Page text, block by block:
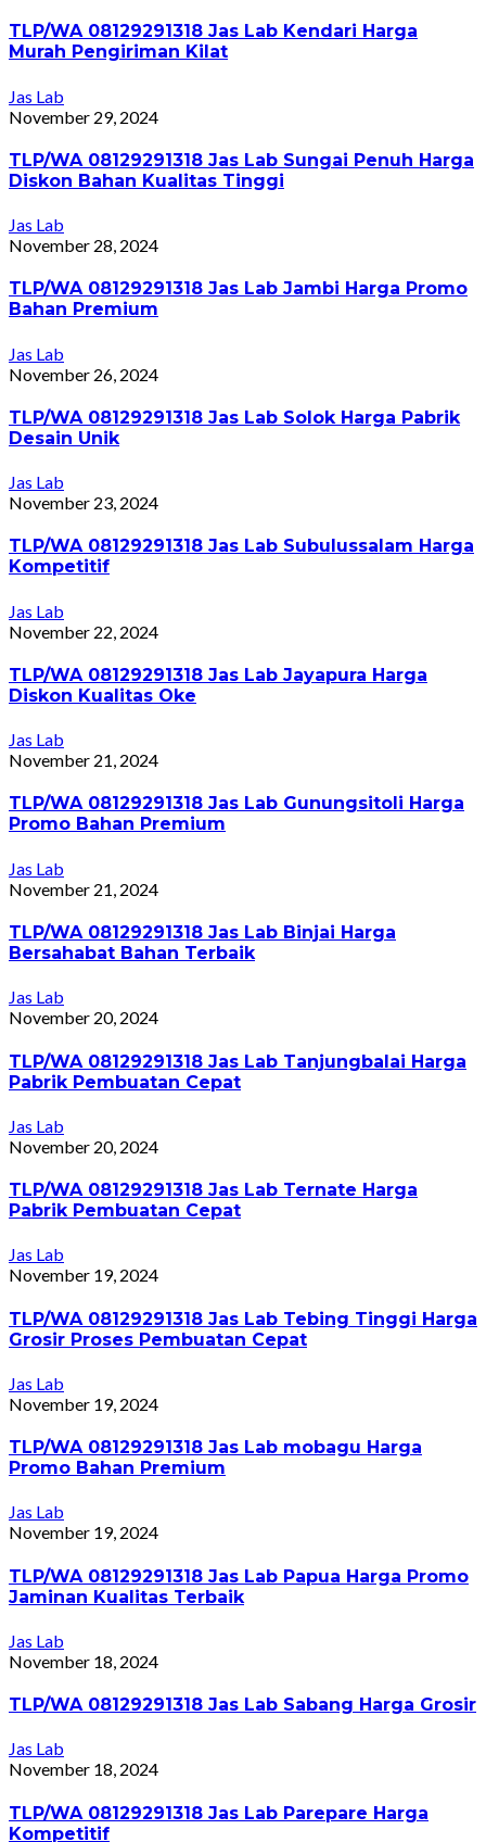
TLP/WA 08129291318 Jas Lab Kendari Harga
Murah Pengiriman Kilat
Jas Lab
November 29, 2024
TLP/WA 08129291318 Jas Lab Sungai Penuh Harga
Diskon Bahan Kualitas Tinggi
Jas Lab
November 28, 2024
TLP/WA 08129291318 Jas Lab Jambi Harga Promo
Bahan Premium
Jas Lab
November 26, 2024
TLP/WA 08129291318 Jas Lab Solok Harga Pabrik
Desain Unik
Jas Lab
November 23, 2024
TLP/WA 08129291318 Jas Lab Subulussalam Harga
Kompetitif
Jas Lab
November 22, 2024
TLP/WA 08129291318 Jas Lab Jayapura Harga
Diskon Kualitas Oke
Jas Lab
November 21, 2024
TLP/WA 08129291318 Jas Lab Gunungsitoli Harga
Promo Bahan Premium
Jas Lab
November 21, 2024
TLP/WA 08129291318 Jas Lab Binjai Harga
Bersahabat Bahan Terbaik
Jas Lab
November 20, 2024
TLP/WA 08129291318 Jas Lab Tanjungbalai Harga
Pabrik Pembuatan Cepat
Jas Lab
November 20, 2024
TLP/WA 08129291318 Jas Lab Ternate Harga
Pabrik Pembuatan Cepat
Jas Lab
November 19, 2024
TLP/WA 08129291318 Jas Lab Tebing Tinggi Harga
Grosir Proses Pembuatan Cepat
Jas Lab
November 19, 2024
TLP/WA 08129291318 Jas Lab mobagu Harga
Promo Bahan Premium
Jas Lab
November 19, 2024
TLP/WA 08129291318 Jas Lab Papua Harga Promo
Jaminan Kualitas Terbaik
Jas Lab
November 18, 2024
TLP/WA 08129291318 Jas Lab Sabang Harga Grosir
Jas Lab
November 18, 2024
TLP/WA 08129291318 Jas Lab Parepare Harga
Kompetitif